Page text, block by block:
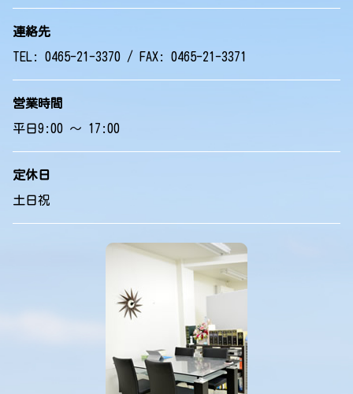
連絡先
TEL: 0465-21-3370 / FAX: 0465-21-3371
営業時間
平日9:00 ～ 17:00
定休日
土日祝